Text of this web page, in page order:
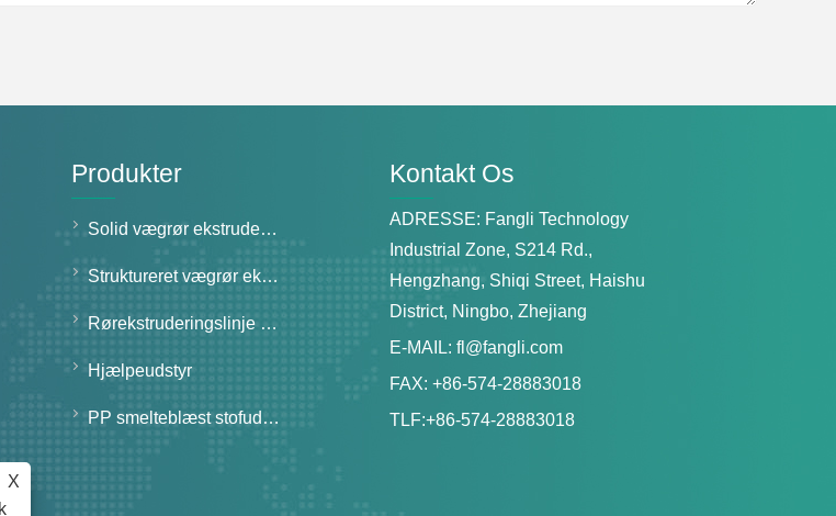
X
Produkter
Solid vægrør ekstruderingslinje
Struktureret vægrør ekstruderingslinje
Rørekstruderingslinje til speciel brug
Hjælpeudstyr
PP smelteblæst stofudstyr
Kontakt Os
ADRESSE: Fangli Technology
Industrial Zone, S214 Rd.,
Hengzhang, Shiqi Street, Haishu
District, Ningbo, Zhejiang
E-MAIL: fl@fangli.com
FAX: +86-574-28883018
TLF:+86-574-28883018